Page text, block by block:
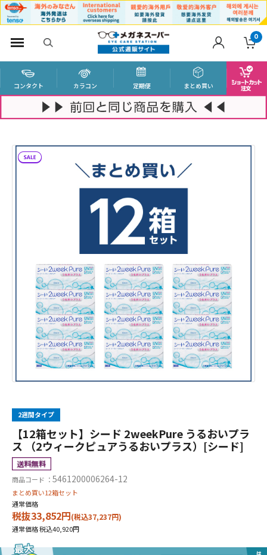
0
コンタクト カラコン 定期便 まとめ買い
2週間タイプ
【12箱セット】シード 2weekPure うるおいプラ
ス （2ウィークピュアうるおいプラス）[シード]
商品コード ： 5461200006264-12
まとめ買い12箱セット
通常価格
税抜33,852円(税込37,237円)
通常価格 税込40,920円